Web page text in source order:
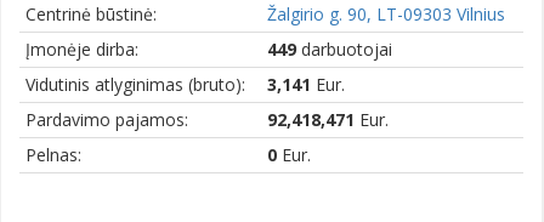
Centrinė būstinė:
Žalgirio g. 90, LT-09303 Vilnius
Įmonėje dirba:
449 darbuotojai
Vidutinis atlyginimas (bruto):
3,141 Eur.
Pardavimo pajamos:
92,418,471 Eur.
Pelnas:
0 Eur.